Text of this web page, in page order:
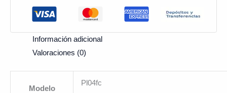
Información adicional
Valoraciones (0)
Modelo
Pl04fc